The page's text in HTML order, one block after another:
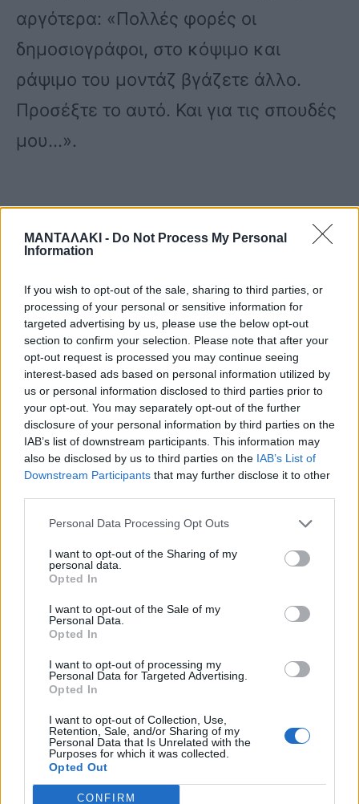
ΜΑΝΤΑΛΑΚΙ - Do Not Process My Personal
Information
If you wish to opt-out of the sale, sharing to third parties, or
processing of your personal or sensitive information for
targeted advertising by us, please use the below opt-out
section to confirm your selection. Please note that after your
opt-out request is processed you may continue seeing
interest-based ads based on personal information utilized by
us or personal information disclosed to third parties prior to
your opt-out. You may separately opt-out of the further
disclosure of your personal information by third parties on the
IAB’s list of downstream participants. This information may
also be disclosed by us to third parties on the IAB’s List of
Downstream Participants that may further disclose it to other
Personal Data Processing Opt Outs
I want to opt-out of the Sharing of my
personal data.
Opted In
I want to opt-out of the Sale of my
Personal Data.
Opted In
I want to opt-out of processing my
Personal Data for Targeted Advertising.
Opted In
I want to opt-out of Collection, Use,
Retention, Sale, and/or Sharing of my
Personal Data that Is Unrelated with the
Purposes for which it was collected.
Opted Out
CONFIRM
αργότερα: «Πολλές φορές οι
δημοσιογράφοι, στο κόψιμο και
ράψιμο του μοντάζ βγάζετε άλλο.
Προσέξτε το αυτό. Και για τις σπουδές
μου…».
Η Ελένη Χατζίδου, που έμεινε σιωπηλή
στη μεγαλύτερη διάρκεια της
παρέμβασης της Ειρήνης Χειρδάρη,
είπε μετά: «Κοιτάξτε, πολύ καλά
έκανε και τοποθετήθηκε, αλλά εμένα
δεν μου αρέσει που λένε ότι κόβουμε
και ράβουμε και βγάζουν άλλα
νοήματα. Θα ήθελα κάποια στιγμή να
δούμε όλο το κομμάτι της
συνέντευξης, ακόμα και αυτό που
κόπηκε για να καταλάβει και ο
κόσμος μόνος του…».
πλευρά του: «Ποτέ μα ποτέ δεν
σκοπό να νιώσει κάποιος άβολα, αυτό
είναι αδιαπραγμάτευτο. Τώρα, αν